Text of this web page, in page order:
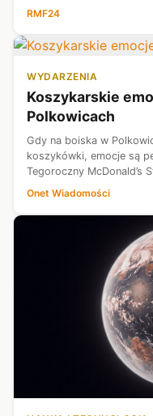
RMF24
WYDARZENIA
Koszykarskie
Polkowicach
Gdy na boiska w
koszykówki, emocje są
Tegoroczny McDonald’s
przyciągnął
Onet Wiadomości